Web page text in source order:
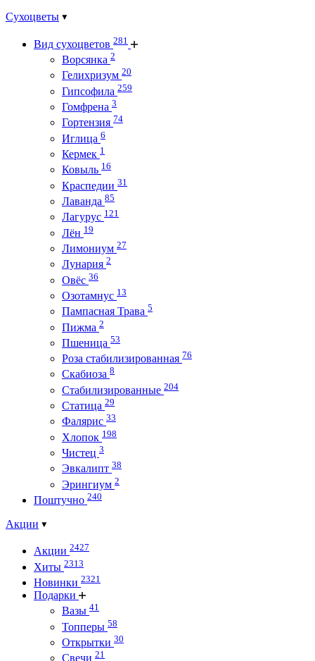
Сухоцветы
Вид сухоцветов 281
Ворсянка 2
Гелихризум 20
Гипсофила 259
Гомфрена 3
Гортензия 74
Иглица 6
Кермек 1
Ковыль 16
Краспедии 31
Лаванда 85
Лагурус 121
Лён 19
Лимониум 27
Лунария 2
Овёс 36
Озотамнус 13
Пампасная Трава 5
Пижма 2
Пшеница 53
Роза стабилизированная 76
Скабиоза 8
Стабилизированные 204
Статица 29
Фалярис 33
Хлопок 198
Чистец 3
Эвкалипт 38
Эрингиум 2
Поштучно 240
Акции
Акции 2427
Хиты 2313
Новинки 2321
Подарки
Вазы 41
Топперы 58
Открытки 30
Свечи 21